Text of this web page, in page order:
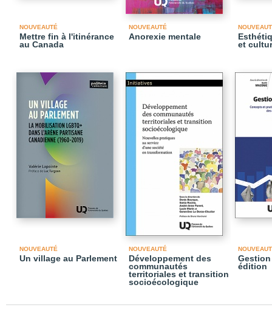
NOUVEAUTÉ
Mettre fin à l'itinérance
au Canada
NOUVEAUTÉ
Anorexie mentale
et
NOUVEAUTÉ
Un village au Parlement
NOUVEAUTÉ
Développement des
communautés
territoriales et transition
socioécologique
édition